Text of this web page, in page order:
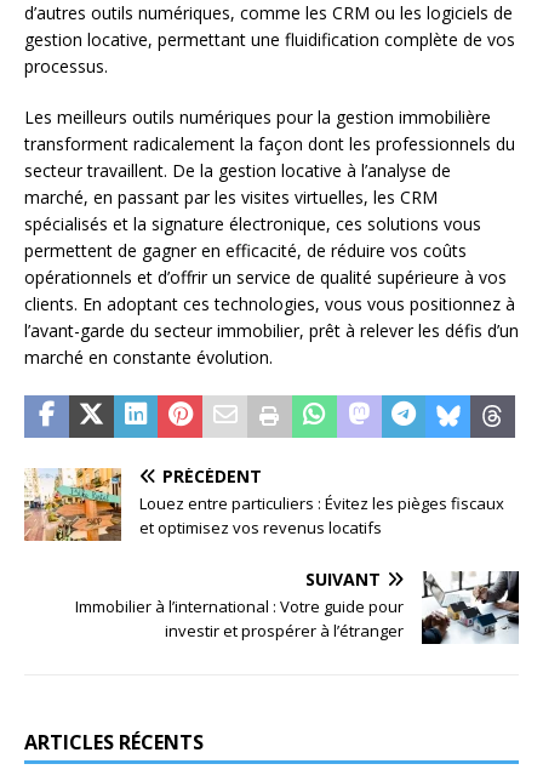
d’autres outils numériques, comme les CRM ou les logiciels de
gestion locative, permettant une fluidification complète de vos
processus.
Les meilleurs outils numériques pour la gestion immobilière
transforment radicalement la façon dont les professionnels du
secteur travaillent. De la gestion locative à l’analyse de
marché, en passant par les visites virtuelles, les CRM
spécialisés et la signature électronique, ces solutions vous
permettent de gagner en efficacité, de réduire vos coûts
opérationnels et d’offrir un service de qualité supérieure à vos
clients. En adoptant ces technologies, vous vous positionnez à
l’avant-garde du secteur immobilier, prêt à relever les défis d’un
marché en constante évolution.
PRÉCÉDENT
Louez entre particuliers : Évitez les pièges fiscaux
et optimisez vos revenus locatifs
SUIVANT
Immobilier à l’international : Votre guide pour
investir et prospérer à l’étranger
ARTICLES RÉCENTS